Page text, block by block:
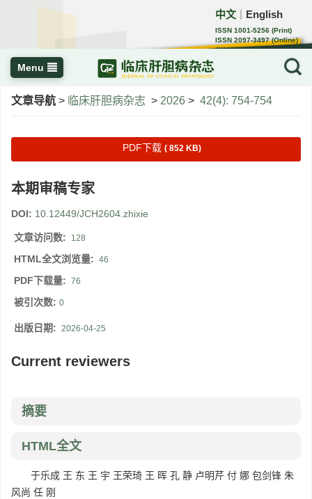
中文 English
ISSN 1001-5256 (Print)
ISSN 2097-3497 (Online)
CN 22-1108/R
Menu
文章导航 > 临床肝胆病杂志 > 2026 > 42(4): 754-754
PDF下载 ( 852 KB)
本期审稿专家
DOI: 10.12449/JCH2604.zhixie
文章访问数: 128
HTML全文浏览量: 46
PDF下载量: 76
被引次数: 0
出版日期: 2026-04-25
Current reviewers
摘要
HTML全文
于乐成 王 东 王 宇 王荣琦 王 晖 孔 静 卢明芹 付 娜 包剑锋 朱
风尚 任 刚